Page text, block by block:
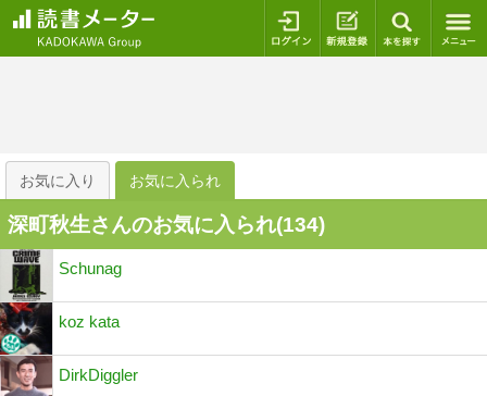
ログイン 新規登録
お気に入り お気に入られ
深町秋生さんのお気に入られ(134)
Schunag
koz kata
DirkDiggler